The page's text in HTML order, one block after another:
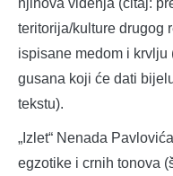
teritorija/kulture drugog
ispisane medom i krvlju
gusana koji će dati
tekstu).
„Izlet“ Nenada
egzotike i crnih tonova